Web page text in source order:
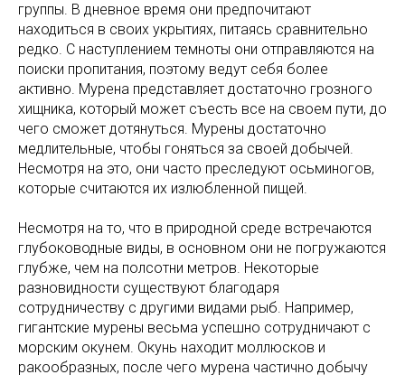
группы. В дневное время они предпочитают
находиться в своих укрытиях, питаясь сравнительно
редко. С наступлением темноты они отправляются на
поиски пропитания, поэтому ведут себя более
активно. Мурена представляет достаточно грозного
хищника, который может съесть все на своем пути, до
чего сможет дотянуться. Мурены достаточно
медлительные, чтобы гоняться за своей добычей.
Несмотря на это, они часто преследуют осьминогов,
которые считаются их излюбленной пищей.
Несмотря на то, что в природной среде встречаются
глубоководные виды, в основном они не погружаются
глубже, чем на полсотни метров. Некоторые
разновидности существуют благодаря
сотрудничеству с другими видами рыб. Например,
гигантские мурены весьма успешно сотрудничают с
морским окунем. Окунь находит моллюсков и
ракообразных, после чего мурена частично добычу